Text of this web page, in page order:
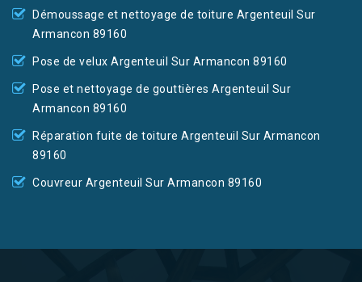
Démoussage et nettoyage de toiture Argenteuil Sur
Armancon 89160
Pose de velux Argenteuil Sur Armancon 89160
Pose et nettoyage de gouttières Argenteuil Sur
Armancon 89160
Réparation fuite de toiture Argenteuil Sur Armancon
89160
Couvreur Argenteuil Sur Armancon 89160